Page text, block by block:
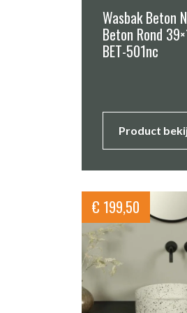
Wasbak Beton
Beton Rond
BET-501nc
Product
€ 199,50